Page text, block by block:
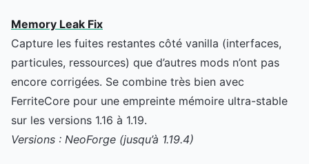
Memory Leak Fix
Capture les fuites restantes côté vanilla (interfaces,
particules, ressources) que d’autres mods n’ont pas
encore corrigées. Se combine très bien avec
FerriteCore pour une empreinte mémoire ultra-stable
sur les versions 1.16 à 1.19.
Versions : NeoForge (jusqu’à 1.19.4)